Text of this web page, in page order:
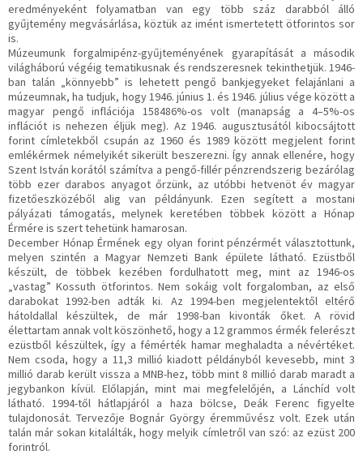
eredményeként folyamatban van egy több száz darabból álló
gyűjtemény megvásárlása, köztük az imént ismertetett ötforintos sor
is.
Múzeumunk forgalmipénz-gyűjteményének gyarapítását a második
világháború végéig tematikusnak és rendszeresnek tekinthetjük. 1946-
ban talán „könnyebb” is lehetett pengő bankjegyeket felajánlani a
múzeumnak, ha tudjuk, hogy 1946. június 1. és 1946. július vége között a
magyar pengő inflációja 158486%-os volt (manapság a 4–5%-os
inflációt is nehezen éljük meg). Az 1946. augusztusától kibocsájtott
forint címletekből csupán az 1960 és 1989 között megjelent forint
emlékérmek némelyikét sikerült beszerezni. Így annak ellenére, hogy
Szent István korától számítva a pengő-fillér pénzrendszerig bezárólag
több ezer darabos anyagot őrzünk, az utóbbi hetvenöt év magyar
fizetőeszközéből alig van példányunk. Ezen segített a mostani
pályázati támogatás, melynek keretében többek között a Hónap
Érmére is szert tehetünk hamarosan.
December Hónap Érmének egy olyan forint pénzérmét választottunk,
melyen szintén a Magyar Nemzeti Bank épülete látható. Ezüstből
készült, de többek kezében fordulhatott meg, mint az 1946-os
„vastag” Kossuth ötforintos. Nem sokáig volt forgalomban, az első
darabokat 1992-ben adták ki. Az 1994-ben megjelentektől eltérő
hátoldallal készültek, de már 1998-ban kivonták őket. A rövid
élettartam annak volt köszönhető, hogy a 12 grammos érmék felerészt
ezüstből készültek, így a fémérték hamar meghaladta a névértéket.
Nem csoda, hogy a 11,3 millió kiadott példányból kevesebb, mint 3
millió darab került vissza a MNB-hez, több mint 8 millió darab maradt a
jegybankon kívül. Előlapján, mint mai megfelelőjén, a Lánchíd volt
látható. 1994-től hátlapjáról a haza bölcse, Deák Ferenc figyelte
tulajdonosát. Tervezője Bognár György éremművész volt. Ezek után
talán már sokan kitalálták, hogy melyik címletről van szó: az ezüst 200
forintról.